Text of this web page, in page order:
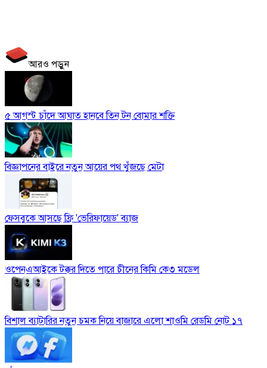
আরও পড়ুন
৫ আগস্ট চাঁদে আঘাত হানবে তিন টন বোমার শক্তি
বিজ্ঞাপনের বাইরে নতুন আয়ের পথ খুঁজছে মেটা
ফেসবুকে আসছে ফ্রি 'ভেরিফায়েড' ব্যাজ
ওপেনএআইকে টক্কর দিতে পারে চীনের কিমি কে৩ মডেল
বিশাল ব্যাটারির নতুন চমক নিয়ে বাজারে এলো শাওমি রেডমি নোট ১৭